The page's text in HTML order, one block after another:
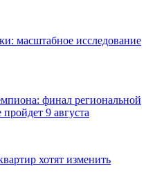
масштабное исследование
финал региональной
9 августа
хотят изменить